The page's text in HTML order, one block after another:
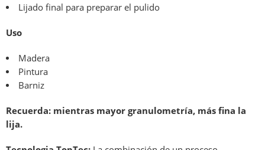
Lijado final para preparar el pulido
Uso
Madera
Pintura
Barniz
Recuerda: mientras mayor granulometría, más fina la
lija.